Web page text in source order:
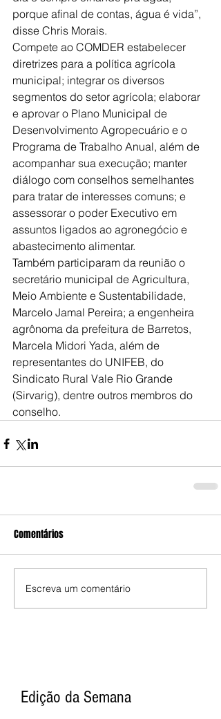
porque afinal de contas, água é vida”,
disse Chris Morais.
Compete ao COMDER estabelecer
diretrizes para a política agrícola
municipal; integrar os diversos
segmentos do setor agrícola; elaborar
e aprovar o Plano Municipal de
Desenvolvimento Agropecuário e o
Programa de Trabalho Anual, além de
acompanhar sua execução; manter
diálogo com conselhos semelhantes
para tratar de interesses comuns; e
assessorar o poder Executivo em
assuntos ligados ao agronegócio e
abastecimento alimentar.
Também participaram da reunião o
secretário municipal de Agricultura,
Meio Ambiente e Sustentabilidade,
Marcelo Jamal Pereira; a engenheira
agrônoma da prefeitura de Barretos,
Marcela Midori Yada, além de
representantes do UNIFEB, do
Sindicato Rural Vale Rio Grande
(Sirvarig), dentre outros membros do
conselho.
Comentários
Escreva um comentário
Edição da Semana